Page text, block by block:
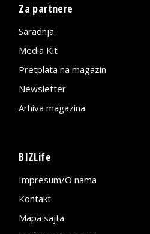
Za partnere
Saradnja
Media Kit
Pretplata na magazin
Newsletter
Arhiva magazina
BIZLife
Impresum/O nama
Kontakt
Mapa sajta